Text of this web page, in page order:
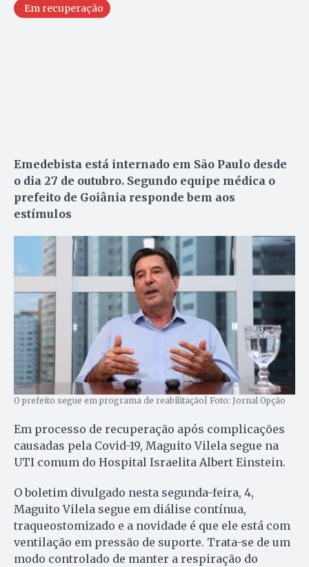
Em recuperação
Emedebista está internado em São Paulo desde
o dia 27 de outubro. Segundo equipe médica o
prefeito de Goiânia responde bem aos
estímulos
O prefeito segue em programa de reabilitação| Foto: Jornal Opção
Em processo de recuperação após complicações
causadas pela Covid-19, Maguito Vilela segue na
UTI comum do Hospital Israelita Albert Einstein.
O boletim divulgado nesta segunda-feira, 4,
Maguito Vilela segue em diálise contínua,
traqueostomizado e a novidade é que ele está com
ventilação em pressão de suporte. Trata-se de um
modo controlado de manter a respiração do